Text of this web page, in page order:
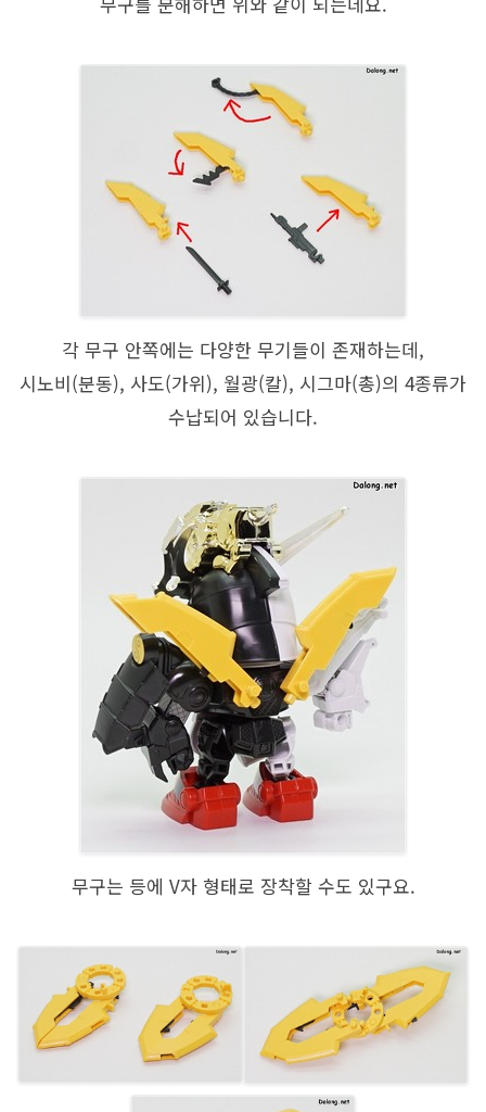
각 무구 안쪽에는 다양한 무기들이 존재하는데,
시노비(분동), 사도(가위), 월광(칼), 시그마(총)의 4종류가
수납되어 있습니다.
무구는 등에 V자 형태로 장착할 수도 있구요.